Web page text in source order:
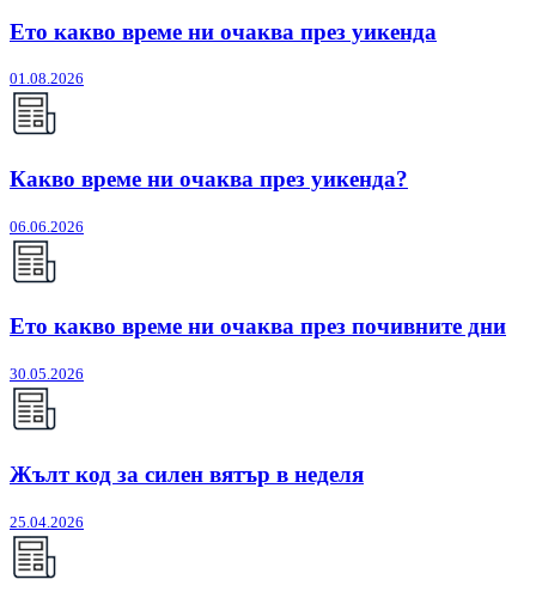
Ето какво време ни очаква през уикенда
01.08.2026
Какво време ни очаква през уикенда?
06.06.2026
Ето какво време ни очаква през почивните дни
30.05.2026
Жълт код за силен вятър в неделя
25.04.2026